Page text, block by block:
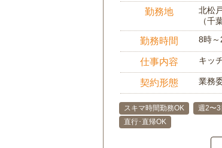
勤務地
北松
（千
勤務時間 8時～
仕事内容 キッ
契約形態 業務
スキマ時間勤務OK 週2〜3
直行･直帰OK